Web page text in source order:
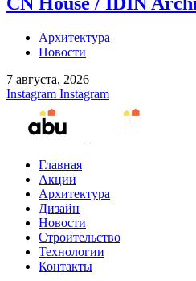
Архитектура
Новости
7 августа, 2026
Instagram Instagram
Главная
Акции
Архитектура
Дизайн
Новости
Строительство
Технологии
Контакты